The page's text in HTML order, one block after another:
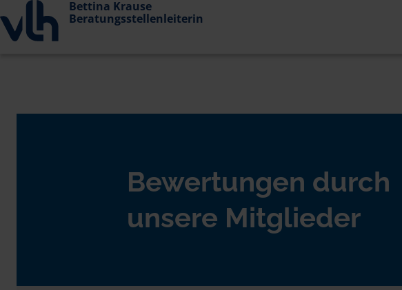
Bettina Krause
Beratungsstellenleiterin
Bewertungen durch
unsere Mitglieder